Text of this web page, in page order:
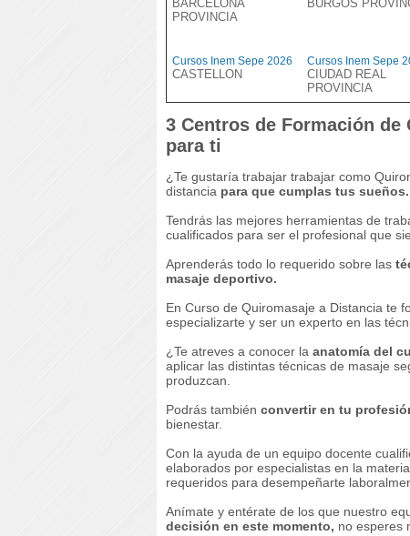
BARCELONA
PROVINCIA
BURGOS
Cursos Inem Sepe 2026
CASTELLON
Cursos Inem Sepe
CIUDAD REAL
PROVINCIA
3 Centros de Formación
para ti
¿Te gustaría trabajar trabajar como
distancia para que cumplas tus sueños.
Tendrás las mejores herramientas de
cualificados para ser el profesional que
Aprenderás todo lo requerido sobre las
masaje deportivo.
En Curso de Quiromasaje a Distancia te
especializarte y ser un experto en las
¿Te atreves a conocer la anatomía del
aplicar las distintas técnicas de masaje
produzcan.
Podrás también convertir en tu
bienestar.
Con la ayuda de un equipo docente
elaborados por especialistas en la
requeridos para desempeñarte
Anímate y entérate de los que nuestro
decisión en este momento, no esperes